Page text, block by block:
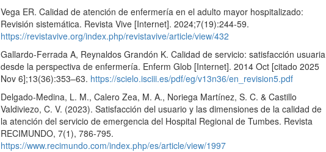
Vega ER. Calidad de atención de enfermería en el adulto mayor hospitalizado:
Revisión sistemática. Revista Vive [Internet]. 2024;7(19):244-59.
https://revistavive.org/index.php/revistavive/article/view/432
Gallardo-Ferrada A, Reynaldos Grandón K. Calidad de servicio: satisfacción usuaria
desde la perspectiva de enfermería. Enferm Glob [Internet]. 2014 Oct [citado 2025
Nov 6];13(36):353–63. https://scielo.isciii.es/pdf/eg/v13n36/en_revision5.pdf
Delgado-Medina, L. M., Calero Zea, M. A., Noriega Martínez, S. C. & Castillo
Valdiviezo, C. V. (2023). Satisfacción del usuario y las dimensiones de la calidad de
la atención del servicio de emergencia del Hospital Regional de Tumbes. Revista
RECIMUNDO, 7(1), 786-795.
https://www.recimundo.com/index.php/es/article/view/1997